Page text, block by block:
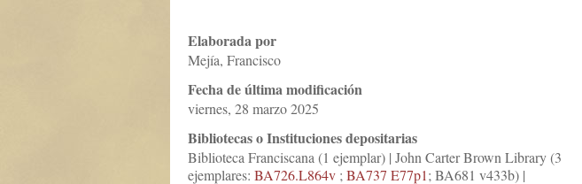
Elaborada por
Mejía, Francisco
Fecha de última modificación
viernes, 28 marzo 2025
Bibliotecas o Instituciones depositarias
Biblioteca Franciscana (1 ejemplar) | John Carter Brown Library (3
ejemplares: BA726.L864v ;BA737 E77p1; BA681 v433b) |